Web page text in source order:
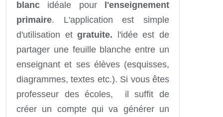
blanc idéale pour l'enseignement
primaire. L'application est simple
d'utilisation etgratuite. l'idée est de
partager une feuille blanche entre un
enseignant et ses élèves (esquisses,
diagrammes, textes etc.). Si vous êtes
professeur des écoles, il suffit de
créer un compte qui va générer un